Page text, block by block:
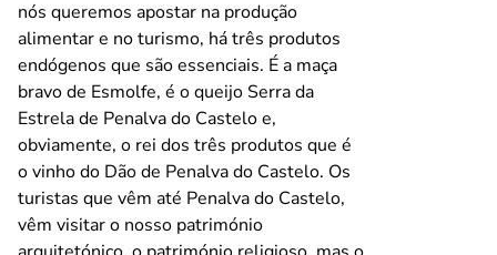
nós queremos apostar na produção
alimentar e no turismo, há três produtos
endógenos que são essenciais. É a maça
bravo de Esmolfe, é o queijo Serra da
Estrela de Penalva do Castelo e,
obviamente, o rei dos três produtos que é
o vinho do Dão de Penalva do Castelo. Os
turistas que vêm até Penalva do Castelo,
vêm visitar o nosso património